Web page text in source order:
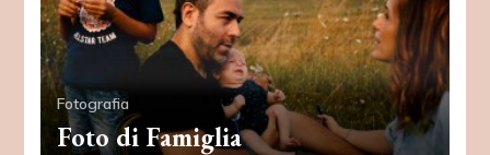
Fotografia
Foto di Famiglia